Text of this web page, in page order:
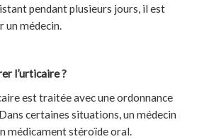
pendant plusieurs jours, il est
un médecin.
l’urticaire ?
est traitée avec une ordonnance
certaines situations, un médecin
médicament stéroïde oral.